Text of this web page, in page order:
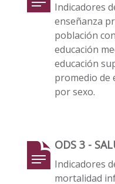
Indicadores
enseñanza
población
educación
educación
promedio de
por sexo.
ODS 3 -
Indicadores
mortalidad